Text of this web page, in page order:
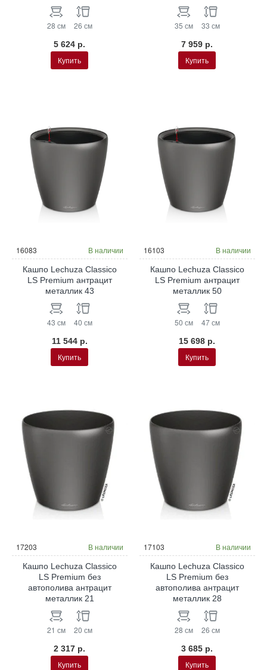
28 см 26 см
5 624 р.
Купить
35 см 33 см
7 959 р.
Купить
16083 В наличии
Кашпо Lechuza Classico
LS Premium антрацит
металлик 43
43 см 40 см
11 544 р.
Купить
16103 В наличии
Кашпо Lechuza Classico
LS Premium антрацит
металлик 50
50 см 47 см
15 698 р.
Купить
17203 В наличии
Кашпо Lechuza Classico
LS Premium без
автополива антрацит
металлик 21
21 см 20 см
2 317 р.
Купить
17103 В наличии
Кашпо Lechuza Classico
LS Premium без
автополива антрацит
металлик 28
28 см 26 см
3 685 р.
Купить